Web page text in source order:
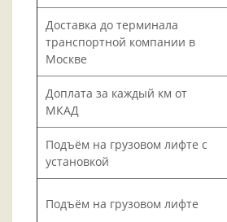
Доставка до терминала
транспортной компании в
Москве
Доплата за каждый км от
МКАД
Подъём на грузовом лифте с
установкой
Подъём на грузовом лифте